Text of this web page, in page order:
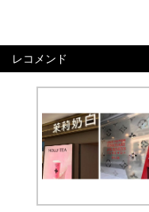
レコメンド